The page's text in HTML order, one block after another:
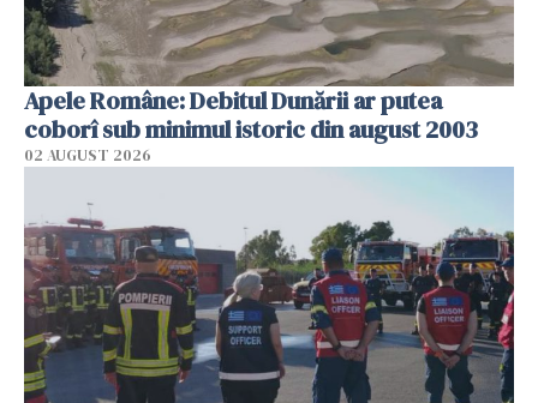
Apele Române: Debitul Dunării ar putea
coborî sub minimul istoric din august 2003
02 AUGUST 2026